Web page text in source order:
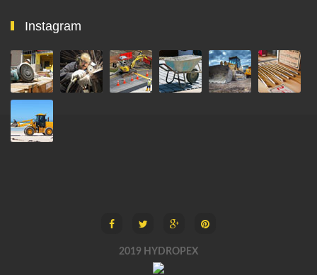
Instagram
2019 HYDROPEX